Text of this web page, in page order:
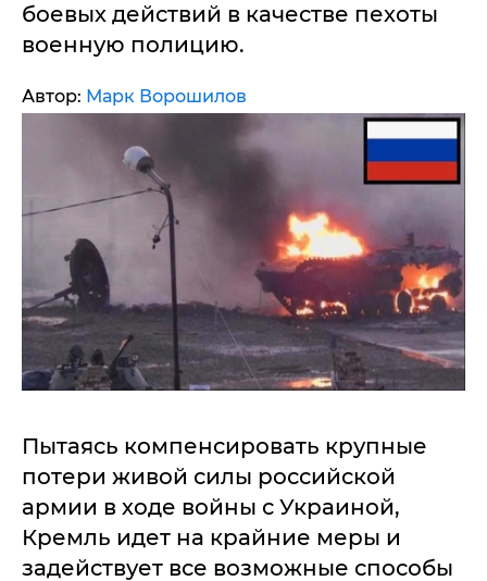
боевых действий в качестве пехоты
военную полицию.
Автор: Марк Ворошилов
Пытаясь компенсировать крупные
потери живой силы российской
армии в ходе войны с Украиной,
Кремль идет на крайние меры и
задействует все возможные способы